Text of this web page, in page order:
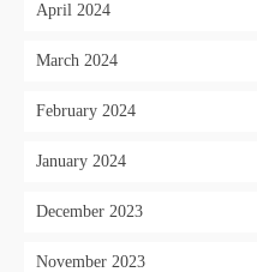
April 2024
March 2024
February 2024
January 2024
December 2023
November 2023